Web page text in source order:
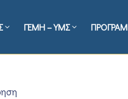
ΓΕΜΗ – ΥΜΣ